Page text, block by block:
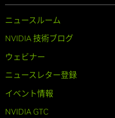
ニュースルーム
NVIDIA 技術ブログ
ウェビナー
ニュースレター登録
イベント情報
NVIDIA GTC